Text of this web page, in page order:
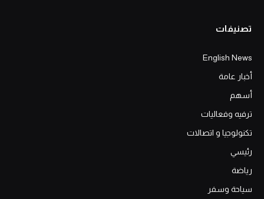
تصنيفات
English News
أخبار عامة
أسهم
ترفيه وفعاليات
تكنولوجيا و اتصالات
رئيسي
رياضة
سياحة وسفر